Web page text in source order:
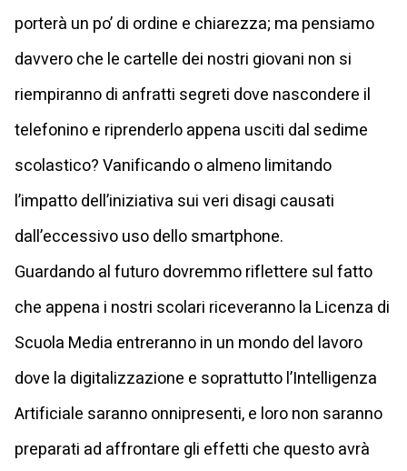
porterà un po’ di ordine e chiarezza; ma pensiamo
davvero che le cartelle dei nostri giovani non si
riempiranno di anfratti segreti dove nascondere il
telefonino e riprenderlo appena usciti dal sedime
scolastico? Vanificando o almeno limitando
l’impatto dell’iniziativa sui veri disagi causati
dall’eccessivo uso dello smartphone.
Guardando al futuro dovremmo riflettere sul fatto
che appena i nostri scolari riceveranno la Licenza di
Scuola Media entreranno in un mondo del lavoro
dove la digitalizzazione e soprattutto l’Intelligenza
Artificiale saranno onnipresenti, e loro non saranno
preparati ad affrontare gli effetti che questo avrà